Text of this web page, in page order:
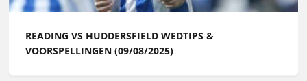
READING VS HUDDERSFIELD WEDTIPS &
VOORSPELLINGEN (09/08/2025)